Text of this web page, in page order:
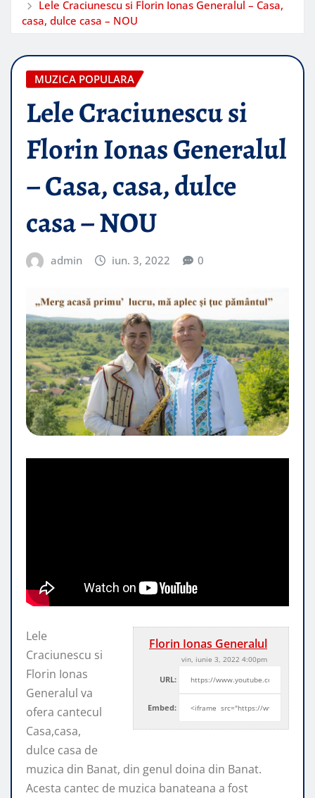
Lele Craciunescu si Florin Ionas Generalul – Casa,
casa, dulce casa – NOU
MUZICA POPULARA
Lele Craciunescu si
Florin Ionas Generalul
– Casa, casa, dulce
casa – NOU
admin iun. 3, 2022 0
Florin Ionas Generalul
vin, iunie 3, 2022 4:00pm
URL:
Embed:
Lele
Craciunescu si
Florin Ionas
Generalul va
ofera cantecul
Casa,casa,
dulce casa de
muzica din Banat, din genul doina din Banat.
Acesta cantec de muzica banateana a fost